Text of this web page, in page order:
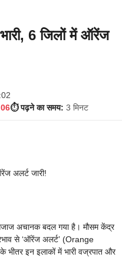
6 जिलों में ऑरेंज
⏱️ पढ़ने का समय: 3 मिनट
अचानक बदल गया है। मौसम केंद्र
से ‘ऑरेंज अलर्ट’ (Orange
इन इलाकों में भारी वज्रपात और